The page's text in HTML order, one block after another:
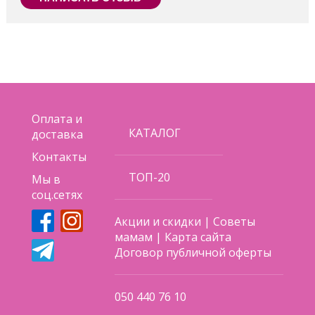
Оплата и
доставка
Контакты
Мы в
соц.сетях
КАТАЛОГ
ТОП-20
Акции и скидки |Советы
мамам | Карта сайта
Договор публичной оферты
050 440 76 10